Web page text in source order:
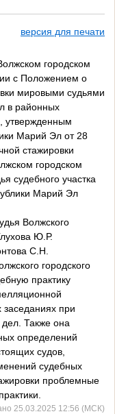
версия для печати
городском
с Положением о
мировыми судьями
в районных
утвержденным
Марий Эл от 28
стажировки
городском
судебного участка
Марий Эл
Волжского
Ю.Р.
С.Н.
городского
практику
заседаниях при
дел. Также она
определений
судов,
судебных
проблемные
25.03.2025 12:56 (МСК)